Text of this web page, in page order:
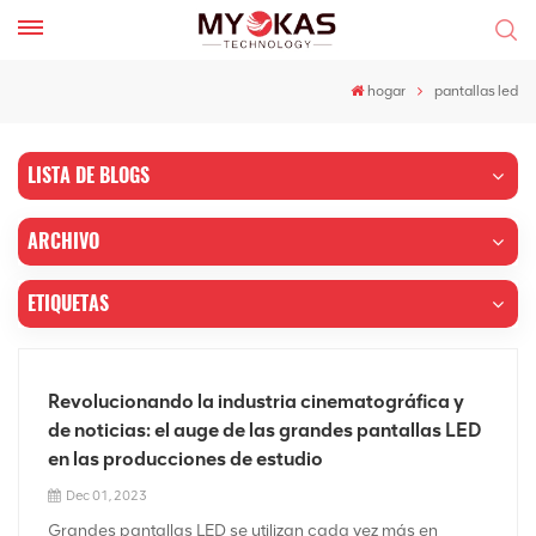
hogar pantallas led
LISTA DE BLOGS
ARCHIVO
ETIQUETAS
Revolucionando la industria cinematográfica y
de noticias: el auge de las grandes pantallas LED
en las producciones de estudio
Dec 01, 2023
Grandes pantallas LED se utilizan cada vez más en